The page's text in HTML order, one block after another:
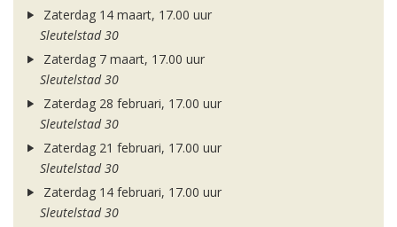
Zaterdag 14 maart, 17.00 uur
Sleutelstad 30
Zaterdag 7 maart, 17.00 uur
Sleutelstad 30
Zaterdag 28 februari, 17.00 uur
Sleutelstad 30
Zaterdag 21 februari, 17.00 uur
Sleutelstad 30
Zaterdag 14 februari, 17.00 uur
Sleutelstad 30